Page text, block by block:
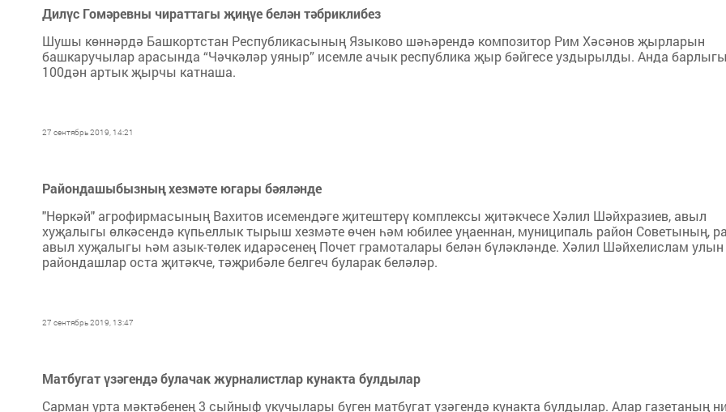
Дилүс Гомәревны чираттагы җиңүе белән тәбриклибез
Шушы көннәрдә Башкортстан Республикасының Языково шәһәрендә композитор Рим Хәсәнов җырларын
башкаручылар арасында “Чәчкәләр уяныр” исемле ачык республика җыр бәйгесе уздырылды. Анда барлыгы
100дән артык җырчы катнаша.
27 сентябрь 2019, 14:21
Райондашыбызның хезмәте югары бәяләнде
"Нөркәй" агрофирмасының Вахитов исемендәге җитештерү комплексы җитәкчесе Хәлил Шәйхразиев, авыл
хуҗалыгы өлкәсендә күпьеллык тырыш хезмәте өчен һәм юбилее уңаеннан, муниципаль район Советының,
авыл хуҗалыгы һәм азык-төлек идарәсенең Почет грамоталары белән бүләкләнде. Хәлил Шәйхелислам улын
райондашлар оста җитәкче, тәҗрибәле белгеч буларак беләләр.
27 сентябрь 2019, 13:47
Матбугат үзәгендә булачак журналистлар кунакта булдылар
Сарман урта мәктәбенең 3 сыйныф укучылары бүген матбугат үзәгендә кунакта булдылар. Алар газетаның